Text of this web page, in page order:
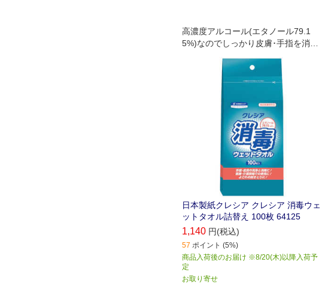
高濃度アルコール(エタノール79.1
5%)なのでしっかり皮膚･手指を消毒
日本製紙クレシア クレシア 消毒ウェ
ットタオル詰替え 100枚 64125
1,140 円(税込)
57 ポイント (5%)
商品入荷後のお届け ※8/20(木)以降入荷予
定
お取り寄せ